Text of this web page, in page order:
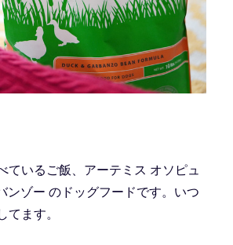
ているご飯、アーテミス オソピュ
ンゾー のドッグフードです。いつ
てます。